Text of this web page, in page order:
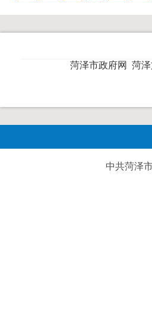
菏泽市政府网 菏
中共菏泽